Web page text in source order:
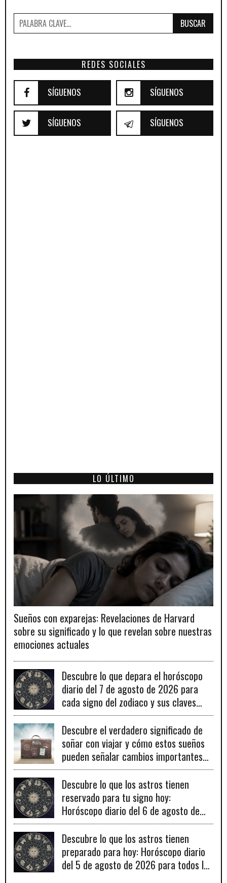
BUSCAR
REDES SOCIALES
SÍGUENOS SÍGUENOS
SÍGUENOS SÍGUENOS
LO ÚLTIMO
Sueños con exparejas: Revelaciones de Harvard
sobre su significado y lo que revelan sobre nuestras
emociones actuales
Descubre lo que depara el horóscopo
diario del 7 de agosto de 2026 para
cada signo del zodiaco y sus claves
para el éxito.
Descubre el verdadero significado de
soñar con viajar y cómo estos sueños
pueden señalar cambios importantes
en tu vida personal y profesional.
Descubre lo que los astros tienen
reservado para tu signo hoy:
Horóscopo diario del 6 de agosto de
2026
Descubre lo que los astros tienen
preparado para hoy: Horóscopo diario
del 5 de agosto de 2026 para todos los